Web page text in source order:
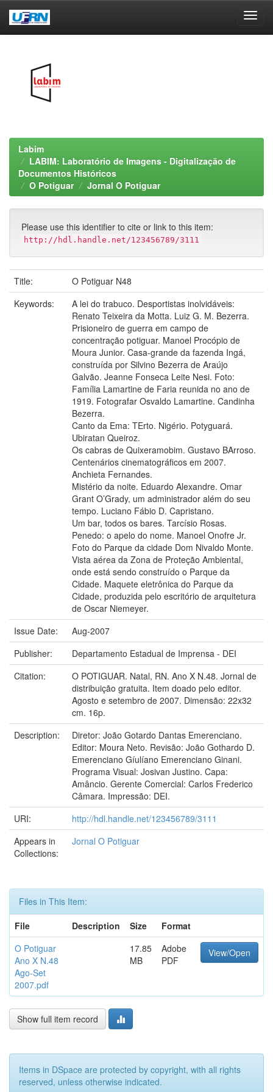
Labim
LABIM: Laboratório de Imagens - Digitalização de
Documentos Históricos
O Potiguar
Jornal O Potiguar
Please use this identifier to cite or link to this item:
http://hdl.handle.net/123456789/3111
Title:
O Potiguar N48
Keywords:
A lei do trabuco. Desportistas inolvidáveis:
Renato Teixeira da Motta. Luiz G. M. Bezerra.
Prisioneiro de guerra em campo de
concentração potiguar. Manoel Procópio de
Moura Junior. Casa-grande da fazenda Ingá,
construída por Silvino Bezerra de Araújo
Galvão. Jeanne Fonseca Leite Nesi. Foto:
Família Lamartine de Faria reunida no ano de
1919. Fotografar Osvaldo Lamartine. Candinha
Bezerra.
Canto da Ema: TErto. Nigério. Potyguará.
Ubiratan Queiroz.
Os cabras de Quixeramobim. Gustavo BArroso.
Centenários cinematográficos em 2007.
Anchieta Fernandes.
Mistério da noite. Eduardo Alexandre. Omar
Grant O’Grady, um administrador além do seu
tempo. Luciano Fábio D. Capristano.
Um bar, todos os bares. Tarcísio Rosas.
Penedo: o apelo do nome. Manoel Onofre Jr.
Foto do Parque da cidade Dom Nivaldo Monte.
Vista aérea da Zona de Proteção Ambiental,
onde está sendo construído o Parque da
Cidade. Maquete eletrônica do Parque da
Cidade, produzida pelo escritório de arquitetura
de Oscar Niemeyer.
Issue Date:
Aug-2007
Publisher:
Departamento Estadual de Imprensa - DEI
Citation:
O POTIGUAR. Natal, RN. Ano X N.48. Jornal de
distribuição gratuita. Item doado pelo editor.
Agosto e setembro de 2007. Dimensão: 22x32
cm. 16p.
Description:
Diretor: João Gotardo Dantas Emerenciano.
Editor: Moura Neto. Revisão: João Gothardo D.
Emerenciano Gíulíano Emerenciano Ginani.
Programa Visual: Josivan Justino. Capa:
Amâncio. Gerente Comercial: Carlos Frederico
Câmara. Impressão: DEI.
URI:
http://hdl.handle.net/123456789/3111
Appears in
Collections:
Jornal O Potiguar
Files in This Item:
File
Description Size
Format
O Potiguar
Ano X N.48
Ago-Set
2007.pdf
17.85
MB
Adobe
PDF
View/Open
Show full item record
Items in DSpace are protected by copyright, with all rights
reserved, unless otherwise indicated.